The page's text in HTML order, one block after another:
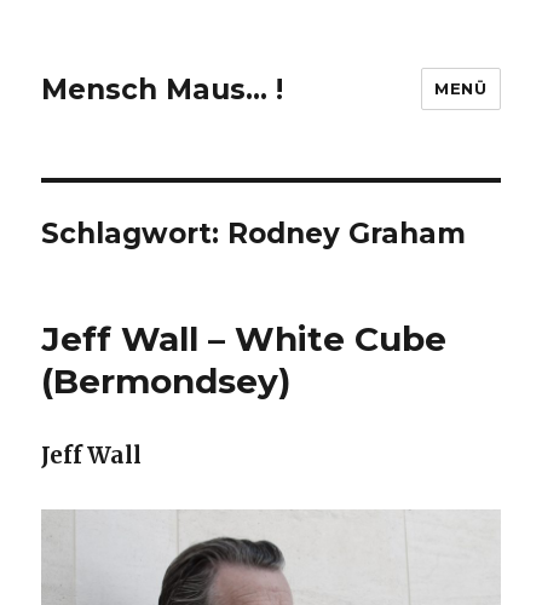
Mensch Maus… ! MENÜ
Schlagwort: Rodney Graham
Jeff Wall – White Cube
(Bermondsey)
Jeff Wall